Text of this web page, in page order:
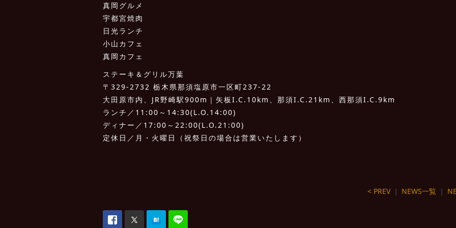
真岡グルメ
宇都宮焼肉
日光ランチ
小山カフェ
真岡カフェ
ステーキ＆グリル万葉
〒329-2732 栃木県那須塩原市一区町237-22
大田原市内、JR野崎駅900m｜矢板I.C.10km、那須I.C.21km、西那須I.C.9km
ランチ／11:00～14:30(L.O.14:00)
ディナー／17:00～22:00(L.O.21:00)
定休日／月・火曜日（祝祭日の場合は営業いたします）
< PREV｜ NEWS一覧 ｜